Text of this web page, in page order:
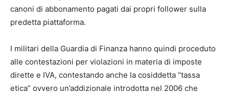
canoni di abbonamento pagati dai propri follower sulla
predetta piattaforma.
I militari della Guardia di Finanza hanno quindi proceduto
alle contestazioni per violazioni in materia di imposte
dirette e IVA, contestando anche la cosiddetta “tassa
etica” ovvero un’addizionale introdotta nel 2006 che